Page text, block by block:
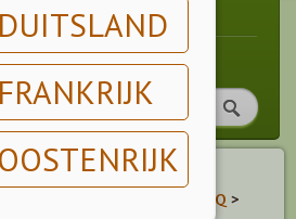
DUITSLAND
FRANKRIJK
OOSTENRIJK
Marinades Not Just BBQ >